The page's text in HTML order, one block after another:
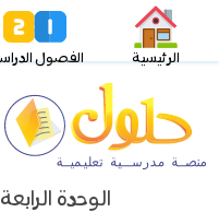
الرئيسية الفصول
الوحدة